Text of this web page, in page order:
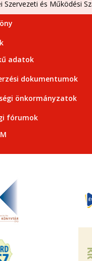
Szervezeti és Működési
adatok
dokumentumok
önkormányzatok
fórumok